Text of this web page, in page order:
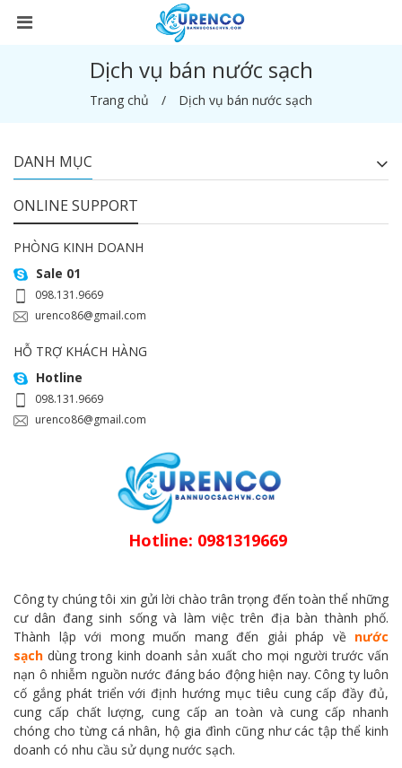
Dịch vụ bán nước sạch
Trang chủ Dịch vụ bán nước sạch
DANH MỤC
ONLINE SUPPORT
PHÒNG KINH DOANH
Sale 01
098.131.9669
urenco86@gmail.com
HỖ TRỢ KHÁCH HÀNG
Hotline
098.131.9669
urenco86@gmail.com
Hotline: 0981319669
Công ty chúng tôi xin gửi lời chào trân trọng đến toàn thể những
cư dân đang sinh sống và làm việc trên địa bàn thành phố.
Thành lập với mong muốn mang đến giải pháp về nước
sạch dùng trong kinh doanh sản xuất cho mọi người trước vấn
nạn ô nhiễm nguồn nước đáng báo động hiện nay. Công ty luôn
cố gắng phát triển với định hướng mục tiêu cung cấp đầy đủ,
cung cấp chất lượng, cung cấp an toàn và cung cấp nhanh
chóng cho từng cá nhân, hộ gia đình cũng như các tập thể kinh
doanh có nhu cầu sử dụng nước sạch.